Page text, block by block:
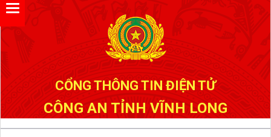
CỔNG THÔNG TIN ĐIỆN TỬ
CÔNG AN TỈNH VĨNH LONG